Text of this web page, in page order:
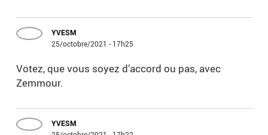
YVESM
25/octobre/2021 - 17h25
Votez, que vous soyez d’accord ou pas, avec
Zemmour.
YVESM